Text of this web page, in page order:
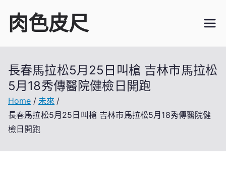
content
肉色皮尺
長春馬拉松5月25日叫槍 吉林市馬拉松
5月18秀傳醫院健檢日開跑
Home
未來
長春馬拉松5月25日叫槍 吉林市馬拉松5月18秀傳醫院健
檢日開跑